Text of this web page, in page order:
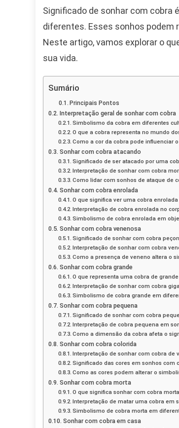
Significado de sonhar com cobra
diferentes. Esses sonhos podem
Neste artigo, vamos explorar o
sua vida.
Sumário
Principais Pontos
Interpretação geral de sonhar com cobra
Simbolismo da cobra em diferentes
O que a cobra representa no mundo
Como a cor da cobra pode influenciar
Sonhar com cobra atacando
Significado de ser atacado por uma
Interpretação de sonhar com cobra
Como lidar com sonhos de ataque de
Sonhar com cobra enrolada
O que significa ver uma cobra enrolada
Interpretação de cobra enrolada no
Simbolismo de cobra enrolada em
Sonhar com cobra venenosa
Significado de sonhar com cobra
Interpretação de sonhar com cobra
Como a presença de veneno altera o
Sonhar com cobra grande
O que representa uma cobra de
Interpretação de sonhar com cobra
Simbolismo de cobra grande em
Sonhar com cobra pequena
Significado de sonhar com cobra
Interpretação de cobra pequena em
Como a dimensão da cobra afeta o
Sonhar com cobra colorida
Interpretação de sonhar com cobra de
Significado das cores em sonhos com
Como as cores podem alterar o
Sonhar com cobra morta
O que significa sonhar com cobra morta
Interpretação de matar uma cobra em
Simbolismo de cobra morta em
Sonhar com cobra em casa